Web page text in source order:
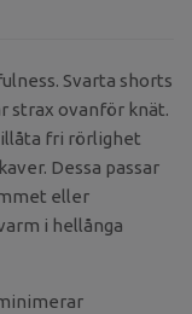
Svarta shorts
strax ovanför knät.
fri rörlighet
Dessa passar
eller
i hellånga